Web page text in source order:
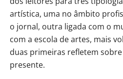
artística, uma no âmbito
o jornal, outra ligada com o
com a escola de artes, mais
duas primeiras refletem
presente.